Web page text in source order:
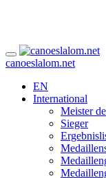
canoeslalom.net
EN
International
Meister
Sieger